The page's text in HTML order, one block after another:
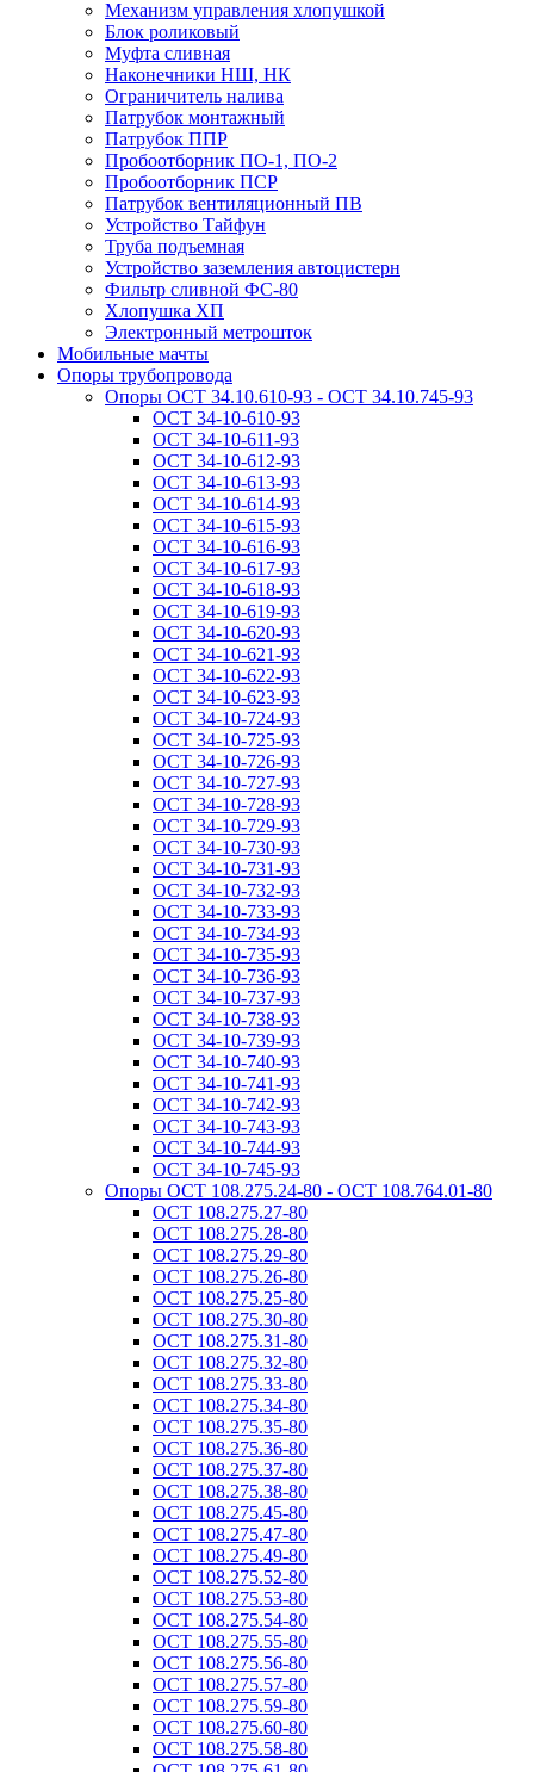
Механизм управления хлопушкой
Блок роликовый
Муфта сливная
Наконечники НШ, НК
Ограничитель налива
Патрубок монтажный
Патрубок ППР
Пробоотборник ПО-1, ПО-2
Пробоотборник ПСР
Патрубок вентиляционный ПВ
Устройство Тайфун
Труба подъемная
Устройство заземления автоцистерн
Фильтр сливной ФС-80
Хлопушка ХП
Электронный метрошток
Мобильные мачты
Опоры трубопровода
Опоры ОСТ 34.10.610-93 - ОСТ 34.10.745-93
ОСТ 34-10-610-93
ОСТ 34-10-611-93
ОСТ 34-10-612-93
ОСТ 34-10-613-93
ОСТ 34-10-614-93
ОСТ 34-10-615-93
ОСТ 34-10-616-93
ОСТ 34-10-617-93
ОСТ 34-10-618-93
ОСТ 34-10-619-93
ОСТ 34-10-620-93
ОСТ 34-10-621-93
ОСТ 34-10-622-93
ОСТ 34-10-623-93
ОСТ 34-10-724-93
ОСТ 34-10-725-93
ОСТ 34-10-726-93
ОСТ 34-10-727-93
ОСТ 34-10-728-93
ОСТ 34-10-729-93
ОСТ 34-10-730-93
ОСТ 34-10-731-93
ОСТ 34-10-732-93
ОСТ 34-10-733-93
ОСТ 34-10-734-93
ОСТ 34-10-735-93
ОСТ 34-10-736-93
ОСТ 34-10-737-93
ОСТ 34-10-738-93
ОСТ 34-10-739-93
ОСТ 34-10-740-93
ОСТ 34-10-741-93
ОСТ 34-10-742-93
ОСТ 34-10-743-93
ОСТ 34-10-744-93
ОСТ 34-10-745-93
Опоры ОСТ 108.275.24-80 - ОСТ 108.764.01-80
ОСТ 108.275.27-80
ОСТ 108.275.28-80
ОСТ 108.275.29-80
ОСТ 108.275.26-80
ОСТ 108.275.25-80
ОСТ 108.275.30-80
ОСТ 108.275.31-80
ОСТ 108.275.32-80
ОСТ 108.275.33-80
ОСТ 108.275.34-80
ОСТ 108.275.35-80
ОСТ 108.275.36-80
ОСТ 108.275.37-80
ОСТ 108.275.38-80
ОСТ 108.275.45-80
ОСТ 108.275.47-80
ОСТ 108.275.49-80
ОСТ 108.275.52-80
ОСТ 108.275.53-80
ОСТ 108.275.54-80
ОСТ 108.275.55-80
ОСТ 108.275.56-80
ОСТ 108.275.57-80
ОСТ 108.275.59-80
ОСТ 108.275.60-80
ОСТ 108.275.58-80